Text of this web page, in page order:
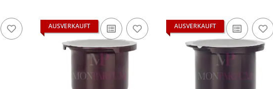
AUSVERKAUFT AUSVERKAUFT